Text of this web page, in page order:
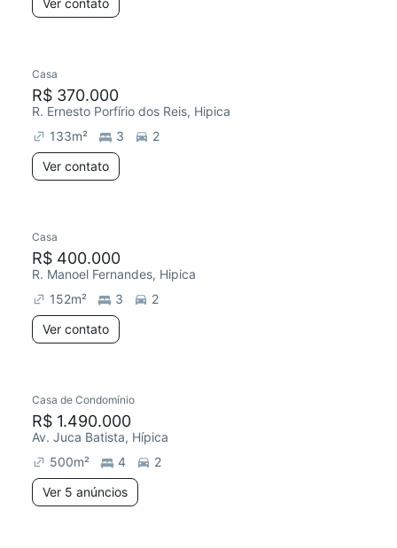
Ver contato
Casa
R$ 370.000
R. Ernesto Porfírio dos Reis, Hipica
133m² 3
2
Ver contato
Casa
R$ 400.000
R. Manoel Fernandes, Hipica
152m² 3
2
Ver contato
Casa de Condomínio
R$ 1.490.000
Av. Juca Batista, Hípica
500m² 4
2
Ver 5 anúncios